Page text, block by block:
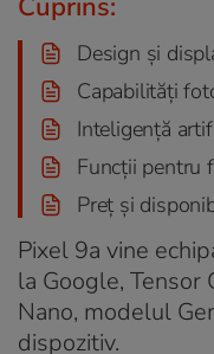
Design și
Capabilități
Inteligență
Funcții pentru
Preț și
Pixel 9a vine
la Google, Tensor
Nano, modelul
dispozitiv.